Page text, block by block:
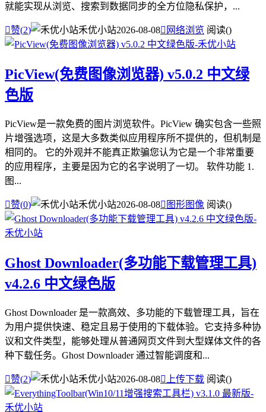
就能实现从浏览、搜索到数据同步的全方位隐私保护，...
赞(2) 禾优小站2026-08-08 网络浏览 阅读()
PicView(免费图像浏览器) v5.0.2 中文绿
色版
PicView是一款免费的图片浏览软件。PicView 确实包含一些照
片增强选项，这是大多数类似应用程序所不提供的，但机制是
相同的。 它的外观并不能真正欺骗您认为它是一个非常重要
的应用程序，主要是因为它的名字说明了一切。 软件功能 1.
图...
赞(0) 禾优小站2026-08-08 图形图像 阅读()
Ghost Downloader(多功能下载管理工具)
v4.2.6 中文绿色版
Ghost Downloader 是一款高效、多功能的下载管理工具，旨在
为用户提供快速、稳定且易于使用的下载体验。它支持多种协
议和文件类型，能够处理从普通网页文件到大型媒体文件的各
种下载任务。Ghost Downloader 通过智能调度和...
赞(2) 禾优小站2026-08-08 上传下载 阅读()